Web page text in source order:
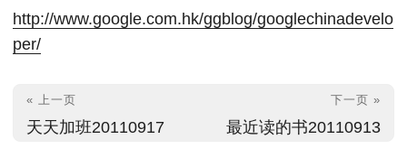
http://www.google.com.hk/ggblog/googlechinadevelo
per/
« 上一页
天天加班20110917
下一页 »
最近读的书20110913